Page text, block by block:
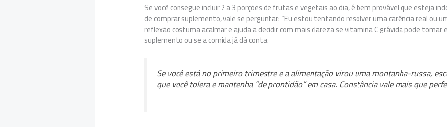
Se você consegue incluir 2 a 3 porções de frutas e vegetais ao dia, é bem provável que esteja
de comprar suplemento, vale se perguntar: “Eu estou tentando resolver uma carência real ou
reflexão costuma acalmar e ajuda a decidir com mais clareza se vitamina C grávida pode tomar
suplemento ou se a comida já dá conta.
Se você está no primeiro trimestre e a alimentação virou uma montanha-russa,
que você tolera e mantenha “de prontidão” em casa. Constância vale mais que